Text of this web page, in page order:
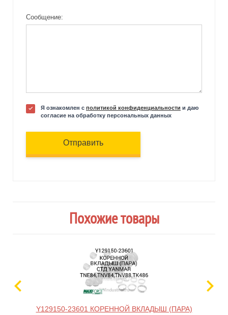
Сообщение:
Я ознакомлен с политикой конфиденциальности и даю
согласие на обработку персональных данных
Отправить
Похожие товары
Y129150-23601 КОРЕННОЙ ВКЛАДЫШ (ПАРА)